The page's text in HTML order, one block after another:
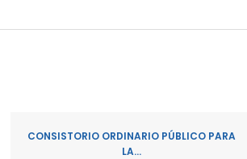
CONSISTORIO ORDINARIO PÚBLICO PARA
LA...